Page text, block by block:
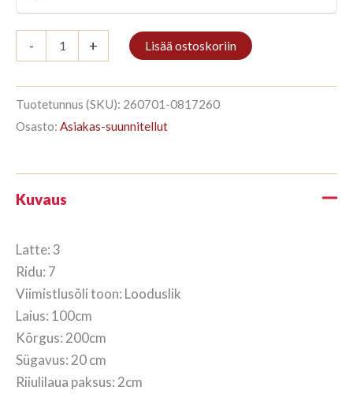
-
3/7
Viimistlemata
puit
+ Lisää ostoskoriin
Tuotetunnus (SKU): 260701-0817260
Osasto: Asiakas-suunnitellut
Kuvaus
Latte: 3
Ridu: 7
Viimistlusõli toon: Looduslik
Laius: 100cm
Kõrgus: 200cm
Sügavus: 20 cm
Riiulilaua paksus: 2cm